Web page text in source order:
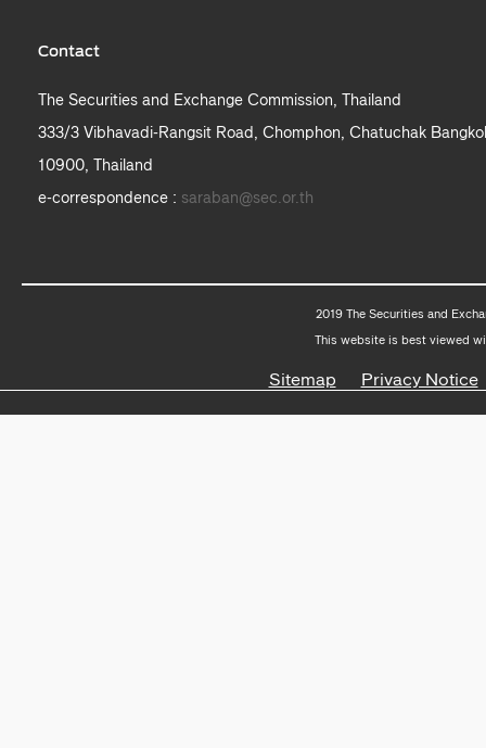
Contact
The Securities and Exchange Commission, Thailand
333/3 Vibhavadi-Rangsit Road, Chomphon, Chatuchak
10900, Thailand
e-correspondence : saraban@sec.or.th
2019 The Securities and
This website is best viewed
Sitemap Privacy Notice